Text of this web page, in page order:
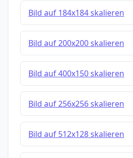
Bild auf 184x184 skalieren
Bild auf 200x200 skalieren
Bild auf 400x150 skalieren
Bild auf 256x256 skalieren
Bild auf 512x128 skalieren